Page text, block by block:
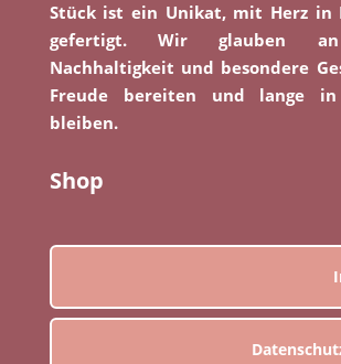
Stück ist ein Unikat, mit Herz in
gefertigt. Wir glauben
Nachhaltigkeit und besondere
Freude bereiten und lange in
bleiben.
Shop